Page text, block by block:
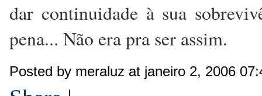
dar continuidade à sua
pena... Não era pra ser assim.
Posted by meraluz at janeiro 2, 2006